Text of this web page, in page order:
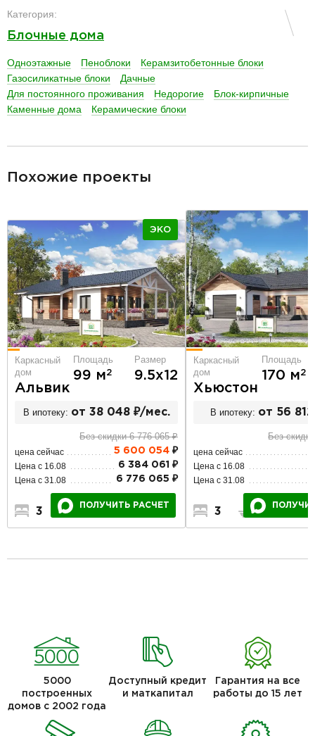
Категория:
Блочные дома
Одноэтажные Пеноблоки
Керамзитобетонные блоки
Газосиликатные блоки
Дачные
Для постоянного проживания
Недорогие
Блок-кирпичные
Каменные дома
Керамические блоки
Похожие проекты
ЭКО
Каркасный
дом
Альвик
Площадь
99 м2
Размер
9.5х12
В ипотеку: от 38 048 ₽/мес.
Без скидки 6 776 065 ₽
цена сейчас 5 600 054 ₽
Цена с 16.08 6 384 061 ₽
Цена с 31.08 6 776 065 ₽
3
ПОЛУЧИТЬ РАСЧЕТ
Каркасный
дом
Хьюстон
Площадь
170 м2
В ипотеку: от 56
Без
цена сейчас
Цена с 16.08
Цена с 31.08
3 2
5000
построенных
домов с 2002 года
Доступный кредит
и маткапитал
Гарантия на все
работы до 15 лет